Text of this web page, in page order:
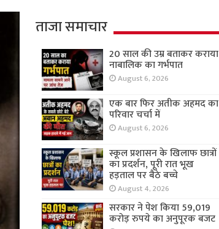
ताजा समाचार
20 साल की उम्र बताकर कराया
नाबालिक का गर्भपात
August 6, 2026
एक बार फिर अतीक अहमद का
परिवार चर्चा में
August 6, 2026
स्कूल प्रशासन के खिलाफ छात्रों
का प्रदर्शन, पूरी रात भूख
हड़ताल पर बैठे बच्चे
August 4, 2026
सरकार ने पेश किया 59,019
करोड़ रुपये का अनुपूरक बजट